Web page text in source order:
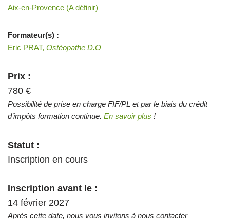
Aix-en-Provence (A définir)
Formateur(s) :
Eric PRAT, Ostéopathe D.O
Prix :
780 €
Possibilité de prise en charge FIF/PL et par le biais du crédit
d’impôts formation continue. En savoir plus !
Statut :
Inscription en cours
Inscription avant le :
14 février 2027
Après cette date, nous vous invitons à nous contacter